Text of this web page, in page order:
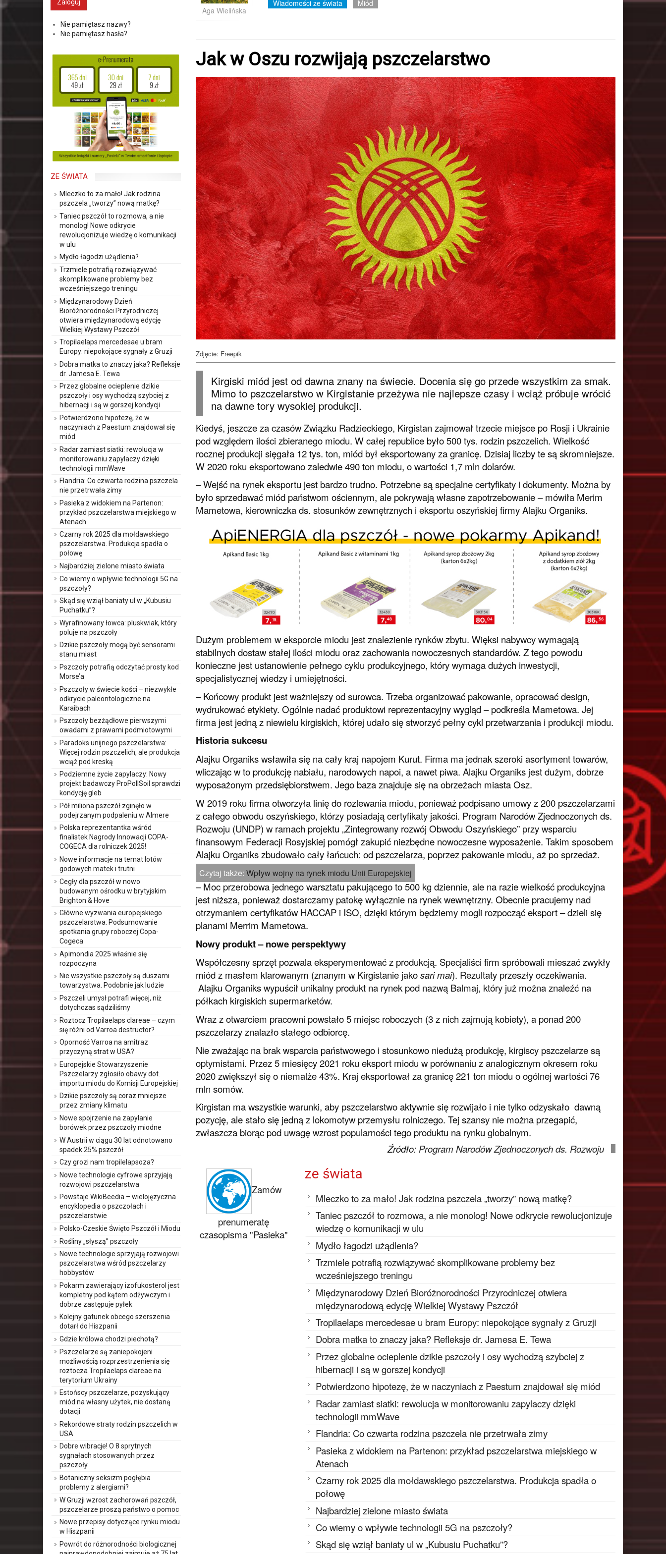
Aga Wielińska
Wiadomości ze świata Miód
Jak w Oszu rozwijają pszczelarstwo
Zdjęcie: Freepik
Kirgiski miód jest od dawna znany na świecie. Docenia się go przede wszystkim za smak.
Mimo to pszczelarstwo w Kirgistanie przeżywa nie najlepsze czasy i wciąż próbuje wrócić
na dawne tory wysokiej produkcji.
Kiedyś, jeszcze za czasów Związku Radzieckiego, Kirgistan zajmował trzecie miejsce po Rosji i Ukrainie
pod względem ilości zbieranego miodu. W całej republice było 500 tys. rodzin pszczelich. Wielkość
rocznej produkcji sięgała 12 tys. ton, miód był eksportowany za granicę. Dzisiaj liczby te są skromniejsze.
W 2020 roku eksportowano zaledwie 490 ton miodu, o wartości 1,7 mln dolarów.
– Wejść na rynek eksportu jest bardzo trudno. Potrzebne są specjalne certyfikaty i dokumenty. Można by
było sprzedawać miód państwom ościennym, ale pokrywają własne zapotrzebowanie – mówiła Merim
Mametowa, kierowniczka ds. stosunków zewnętrznych i eksportu oszyńskiej firmy Alajku Organiks.
Dużym problemem w eksporcie miodu jest znalezienie rynków zbytu. Więksi nabywcy wymagają
stabilnych dostaw stałej ilości miodu oraz zachowania nowoczesnych standardów. Z tego powodu
konieczne jest ustanowienie pełnego cyklu produkcyjnego, który wymaga dużych inwestycji,
specjalistycznej wiedzy i umiejętności.
– Końcowy produkt jest ważniejszy od surowca. Trzeba organizować pakowanie, opracować design,
wydrukować etykiety. Ogólnie nadać produktowi reprezentacyjny wygląd – podkreśla Mametowa. Jej
firma jest jedną z niewielu kirgiskich, której udało się stworzyć pełny cykl przetwarzania i produkcji miodu.
Historia sukcesu
Alajku Organiks wsławiła się na cały kraj napojem Kurut. Firma ma jednak szeroki asortyment towarów,
wliczając w to produkcję nabiału, narodowych napoi, a nawet piwa. Alajku Organiks jest dużym, dobrze
wyposażonym przedsiębiorstwem. Jego baza znajduje się na obrzeżach miasta Osz.
W 2019 roku firma otworzyła linię do rozlewania miodu, ponieważ podpisano umowy z 200 pszczelarzami
z całego obwodu oszyńskiego, którzy posiadają certyfikaty jakości. Program Narodów Zjednoczonych ds.
Rozwoju (UNDP) w ramach projektu „Zintegrowany rozwój Obwodu Oszyńskiego” przy wsparciu
finansowym Federacji Rosyjskiej pomógł zakupić niezbędne nowoczesne wyposażenie. Takim sposobem
Alajku Organiks zbudowało cały łańcuch: od pszczelarza, poprzez pakowanie miodu, aż po sprzedaż.
Czytaj także: Wpływ wojny na rynek miodu Unii Europejskiej
– Moc przerobowa jednego warsztatu pakującego to 500 kg dziennie, ale na razie wielkość produkcyjna
jest niższa, ponieważ dostarczamy patokę wyłącznie na rynek wewnętrzny. Obecnie pracujemy nad
otrzymaniem certyfikatów HACCAP i ISO, dzięki którym będziemy mogli rozpocząć eksport – dzieli się
planami Merrim Mametowa.
Nowy produkt – nowe perspektywy
Współczesny sprzęt pozwala eksperymentować z produkcją. Specjaliści firm spróbowali mieszać zwykły
miód z masłem klarowanym (znanym w Kirgistanie jakosari mai). Rezultaty przeszły oczekiwania.
Alajku Organiks wypuścił unikalny produkt na rynek pod nazwą Balmaj, który już można znaleźć na
półkach kirgiskich supermarketów.
Wraz z otwarciem pracowni powstało 5 miejsc roboczych (3 z nich zajmują kobiety), a ponad 200
pszczelarzy znalazło stałego odbiorcę.
Nie zważając na brak wsparcia państwowego i stosunkowo niedużą produkcję, kirgiscy pszczelarze są
optymistami. Przez 5 miesięcy 2021 roku eksport miodu w porównaniu z analogicznym okresem roku
2020 zwiększył się o niemalże 43%. Kraj eksportował za granicę 221 ton miodu o ogólnej wartości 76
mln somów.
Kirgistan ma wszystkie warunki, aby pszczelarstwo aktywnie się rozwijało i nie tylko odzyskało dawną
pozycję, ale stało się jedną z lokomotyw przemysłu rolniczego. Tej szansy nie można przegapić,
zwłaszcza biorąc pod uwagę wzrost popularności tego produktu na rynku globalnym.
Źródło: Program Narodów Zjednoczonych ds. Rozwoju
Zamów
prenumeratę
czasopisma "Pasieka"
ze świata
Mleczko to za mało! Jak rodzina pszczela „tworzy” nową matkę?
Taniec pszczół to rozmowa, a nie monolog! Nowe odkrycie rewolucjonizuje
wiedzę o komunikacji w ulu
Mydło łagodzi użądlenia?
Trzmiele potrafią rozwiązywać skomplikowane problemy bez
wcześniejszego treningu
Międzynarodowy Dzień Bioróżnorodności Przyrodniczej otwiera
międzynarodową edycję Wielkiej Wystawy Pszczół
Tropilaelaps mercedesae u bram Europy: niepokojące sygnały z Gruzji
Dobra matka to znaczy jaka? Refleksje dr. Jamesa E. Tewa
Przez globalne ocieplenie dzikie pszczoły i osy wychodzą szybciej z
hibernacji i są w gorszej kondycji
Potwierdzono hipotezę, że w naczyniach z Paestum znajdował się miód
Radar zamiast siatki: rewolucja w monitorowaniu zapylaczy dzięki
technologii mmWave
Flandria: Co czwarta rodzina pszczela nie przetrwała zimy
Pasieka z widokiem na Partenon: przykład pszczelarstwa miejskiego w
Atenach
Czarny rok 2025 dla mołdawskiego pszczelarstwa. Produkcja spadła o
połowę
Najbardziej zielone miasto świata
Co wiemy o wpływie technologii 5G na pszczoły?
Skąd się wziął baniaty ul w „Kubusiu Puchatku”?
Nie pamiętasz nazwy?
Nie pamiętasz hasła?
ZE ŚWIATA
Mleczko to za mało! Jak rodzina
pszczela „tworzy” nową matkę?
Taniec pszczół to rozmowa, a nie
monolog! Nowe odkrycie
rewolucjonizuje wiedzę o komunikacji
w ulu
Mydło łagodzi użądlenia?
Trzmiele potrafią rozwiązywać
skomplikowane problemy bez
wcześniejszego treningu
Międzynarodowy Dzień
Bioróżnorodności Przyrodniczej
otwiera międzynarodową edycję
Wielkiej Wystawy Pszczół
Tropilaelaps mercedesae u bram
Europy: niepokojące sygnały z Gruzji
Dobra matka to znaczy jaka? Refleksje
dr. Jamesa E. Tewa
Przez globalne ocieplenie dzikie
pszczoły i osy wychodzą szybciej z
hibernacji i są w gorszej kondycji
Potwierdzono hipotezę, że w
naczyniach z Paestum znajdował się
miód
Radar zamiast siatki: rewolucja w
monitorowaniu zapylaczy dzięki
technologii mmWave
Flandria: Co czwarta rodzina pszczela
nie przetrwała zimy
Pasieka z widokiem na Partenon:
przykład pszczelarstwa miejskiego w
Atenach
Czarny rok 2025 dla mołdawskiego
pszczelarstwa. Produkcja spadła o
połowę
Najbardziej zielone miasto świata
Co wiemy o wpływie technologii 5G na
pszczoły?
Skąd się wziął baniaty ul w „Kubusiu
Puchatku”?
Wyrafinowany łowca: pluskwiak, który
poluje na pszczoły
Dzikie pszczoły mogą być sensorami
stanu miast
Pszczoły potrafią odczytać prosty kod
Morse’a
Pszczoły w świecie kości – niezwykłe
odkrycie paleontologiczne na
Karaibach
Pszczoły bezżądłowe pierwszymi
owadami z prawami podmiotowymi
Paradoks unijnego pszczelarstwa:
Więcej rodzin pszczelich, ale produkcja
wciąż pod kreską
Podziemne życie zapylaczy: Nowy
projekt badawczy ProPollSoil sprawdzi
kondycję gleb
Pół miliona pszczół zginęło w
podejrzanym podpaleniu w Almere
Polska reprezentantka wśród
finalistek Nagrody Innowacji COPA-
COGECA dla rolniczek 2025!
Nowe informacje na temat lotów
godowych matek i trutni
Cegły dla pszczół w nowo
budowanym ośrodku w brytyjskim
Brighton & Hove
Główne wyzwania europejskiego
pszczelarstwa: Podsumowanie
spotkania grupy roboczej Copa-
Cogeca
Apimondia 2025 właśnie się
rozpoczyna
Nie wszystkie pszczoły są duszami
towarzystwa. Podobnie jak ludzie
Pszczeli umysł potrafi więcej, niż
dotychczas sądziliśmy
Roztocz Tropilaelaps clareae – czym
się różni od Varroa destructor?
Oporność Varroa na amitraz
przyczyną strat w USA?
Europejskie Stowarzyszenie
Pszczelarzy zgłosiło obawy dot.
importu miodu do Komisji Europejskiej
Dzikie pszczoły są coraz mniejsze
przez zmiany klimatu
Nowe spojrzenie na zapylanie
borówek przez pszczoły miodne
W Austrii w ciągu 30 lat odnotowano
spadek 25% pszczół
Czy grozi nam tropilelapsoza?
Nowe technologie cyfrowe sprzyjają
rozwojowi pszczelarstwa
Powstaje WikiBeedia – wielojęzyczna
encyklopedia o pszczołach i
pszczelarstwie
Polsko-Czeskie Święto Pszczół i Miodu
Rośliny „słyszą” pszczoły
Nowe technologie sprzyjają rozwojowi
pszczelarstwa wśród pszczelarzy
hobbystów
Pokarm zawierający izofukosterol jest
kompletny pod kątem odżywczym i
dobrze zastępuje pyłek
Kolejny gatunek obcego szerszenia
dotarł do Hiszpanii
Gdzie królowa chodzi piechotą?
Pszczelarze są zaniepokojeni
możliwością rozprzestrzenienia się
roztocza Tropilaelaps clareae na
terytorium Ukrainy
Estońscy pszczelarze, pozyskujący
miód na własny użytek, nie dostaną
dotacji
Rekordowe straty rodzin pszczelich w
USA
Dobre wibracje! O 8 sprytnych
sygnałach stosowanych przez
pszczoły
Botaniczny seksizm pogłębia
problemy z alergiami?
W Gruzji wzrost zachorowań pszczół,
pszczelarze proszą państwo o pomoc
Nowe przepisy dotyczące rynku miodu
w Hiszpanii
Powrót do różnorodności biologicznej